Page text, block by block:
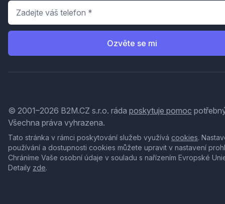
Telefon
Ozvěte se mi
© 2001–2026 B2M.CZ s.r.o. ráda poskytuje pomoc
Všechna práva vyhrazena.
Tato stránka v rámci poskytování služeb využívá cookies.
používání a dostupnosti cookies můžete upravit v nastavení
Chráníme Vaše osobní údaje v souladu s nařízením Evropské
Detaily zde.